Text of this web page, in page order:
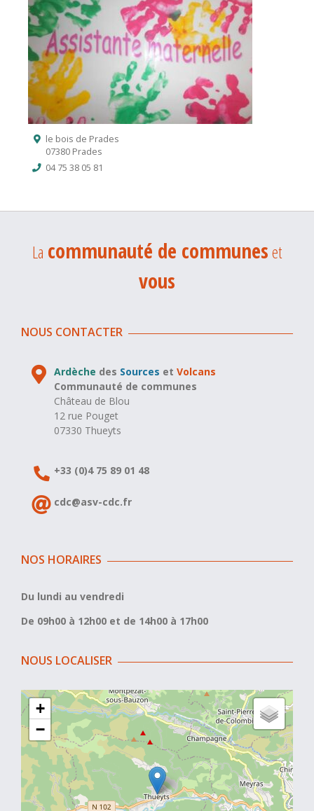
le bois de Prades
07380 Prades
04 75 38 05 81
La communauté de communeset
vous
NOUS CONTACTER
Ardèche des Sources etVolcans
Communauté de communes
Château de Blou
12 rue Pouget
07330 Thueyts
+33 (0)4 75 89 01 48
cdc@asv-cdc.fr
NOS HORAIRES
Du lundi au vendredi
De 09h00 à 12h00 et de 14h00 à 17h00
NOUS LOCALISER
+
−